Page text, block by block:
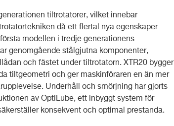
tiltrotatorer, vilket innebar
då ett flertal nya egenskaper
modellen i tredje generationens
genomgående stålgjutna komponenter,
och fästet under tiltrotatorn. XTR20 bygger
tiltgeometri och ger maskinföraren en än mer
Underhåll och smörjning har gjorts
av OptiLube, ett inbyggt system för
konsekvent och optimal prestanda.